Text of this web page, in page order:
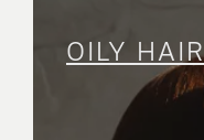
OILY